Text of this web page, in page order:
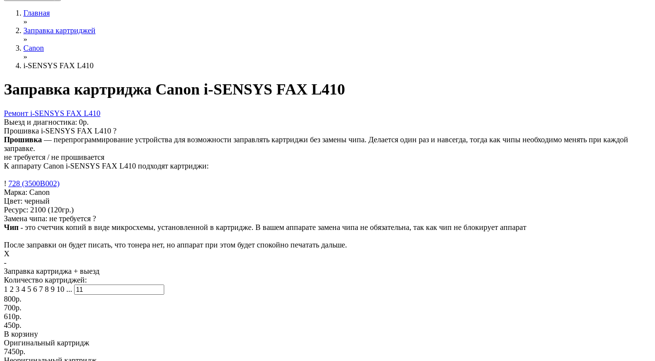
Главная
»
Заправка картриджей
»
Canon
»
i-SENSYS FAX L410
Заправка картриджа Canon i-SENSYS FAX L410
Ремонт i-SENSYS FAX L410
Выезд и диагностика: 0р.
Прошивка i-SENSYS FAX L410 ?
Прошивка — перепрограммирование устройства для возможности заправлять картриджи без замены чипа. Делается один раз и навсегда, тогда как чипы необходимо менять при каждой
заправке.
не требуется / не прошивается
К аппарату Canon i-SENSYS FAX L410 подходят картриджи:
! 728 (3500B002)
Марка: Canon
Цвет: черный
Ресурс: 2100 (120гр.)
Замена чипа: не требуется ?
Чип - это счетчик копий в виде микросхемы, установленной в картридже. В вашем аппарате замена чипа не обязательна, так как чип не блокирует аппарат
После заправки он будет писать, что тонера нет, но аппарат при этом будет спокойно печатать дальше.
X
-
Заправка картриджа + выезд
Количество картриджей:
1 2 3 4 5 6 7 8 9 10 ...
800р.
700р.
610р.
450р.
В корзину
Оригинальный картридж
7450р.